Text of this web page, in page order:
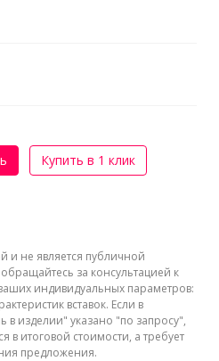
Купить в 1 клик
и не является публичной
за консультацией к
индивидуальных параметров:
вставок. Если в
в изделии" указано "по запросу",
в итоговой стоимости, а требует
предложения.